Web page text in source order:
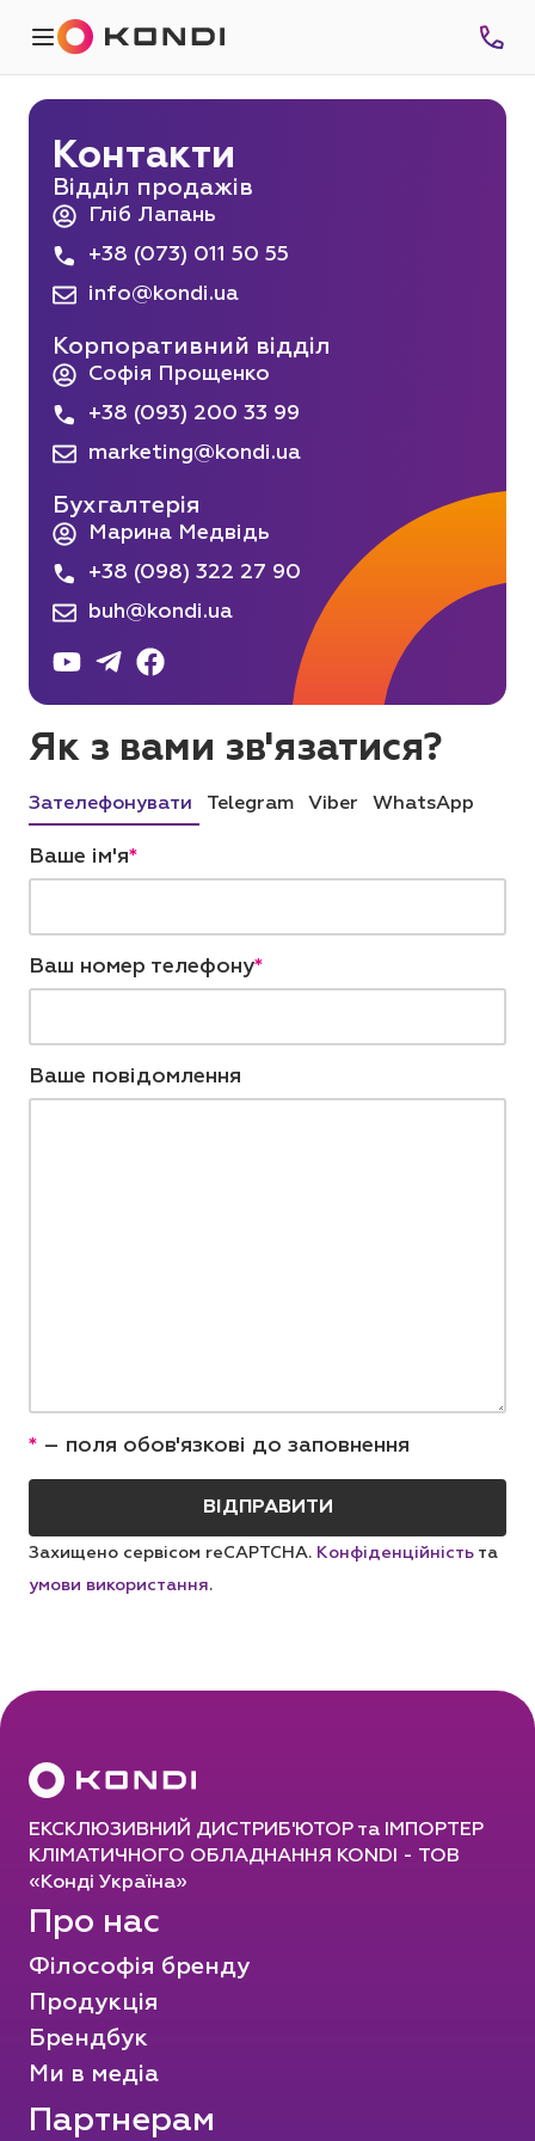
Контакти
Відділ продажів
Гліб Лапань
+38 (073) 011 50 55
info@kondi.ua
Корпоративний відділ
Софія Прощенко
+38 (093) 200 33 99
marketing@kondi.ua
Бухгалтерія
Марина Медвідь
+38 (098) 322 27 90
buh@kondi.ua
Як з вами зв'язатися?
Зателефонувати Telegram Viber WhatsApp
Ваше ім'я*
Ваш номер телефону*
Ваше повідомлення
* – поля обов'язкові до заповнення
Захищено сервісом reCAPTCHA. Конфіденційність та
умови використання.
ЕКСКЛЮЗИВНИЙ ДИСТРИБ'ЮТОР та ІМПОРТЕР
КЛІМАТИЧНОГО ОБЛАДНАННЯ KONDI - ТОВ
«Конді Україна»
Про нас
Філософія бренду
Продукція
Брендбук
Ми в медіа
Партнерам